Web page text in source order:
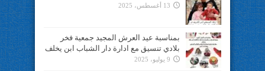
13 أغسطس، 2025
بمناسبة عيد العرش المجيد جمعية فخر
بلادي تنسيق مع ادارة دار الشباب ابن يخلف
9 يوليو، 2025